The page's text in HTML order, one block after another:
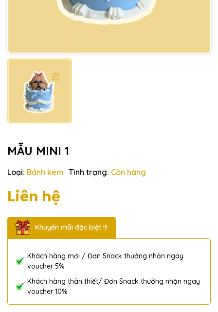
MẪU MINI 1
Loại: Bánh kem Tình trạng: Còn hàng
Liên hệ
Khuyến mãi đặc biệt !!!
Khách hàng mới / Đơn Snack thưởng nhận ngay
voucher 5%
Khách hàng thân thiết/ Đơn Snack thưởng nhận ngay
voucher 10%